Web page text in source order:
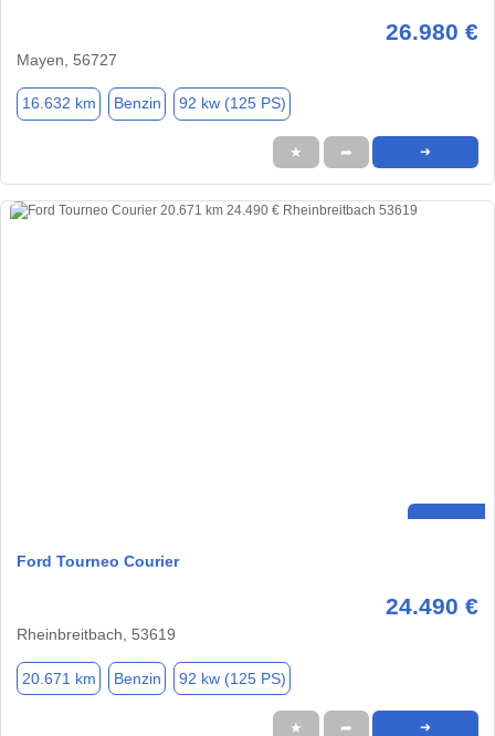
26.980 €
Mayen, 56727
16.632 km Benzin 92 kw (125 PS)
★ ➦ ➜
Ford Tourneo Courier
24.490 €
Rheinbreitbach, 53619
20.671 km Benzin 92 kw (125 PS)
★ ➦ ➜